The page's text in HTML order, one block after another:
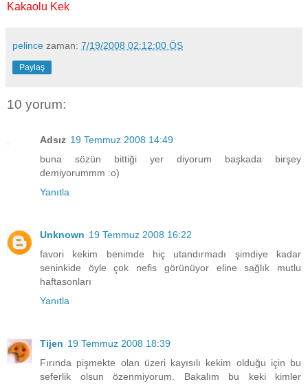
Kakaolu Kek
pelince zaman: 7/19/2008 02:12:00 ÖS
Paylaş
10 yorum:
Adsız 19 Temmuz 2008 14:49
buna sözün bittiği yer diyorum başkada birşey
demiyorummm :o)
Yanıtla
Unknown 19 Temmuz 2008 16:22
favori kekim benimde hiç utandırmadı şimdiye kadar
seninkide öyle çok nefis görünüyor eline sağlık mutlu
haftasonları
Yanıtla
Tijen 19 Temmuz 2008 18:39
Fırında pişmekte olan üzeri kayısılı kekim olduğu için bu
seferlik olsun özenmiyorum. Bakalım bu keki kimler